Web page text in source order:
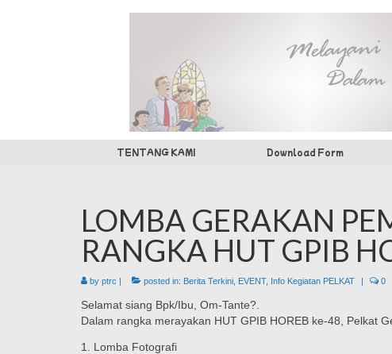
TENTANG KAMI Download Form
LOMBA GERAKAN
RANGKA HUT GPIB
by ptrc | posted in: Berita Terkini EVENT, Info Kegiatan PELKAT | 0
Selamat siang Bpk/Ibu, Om-Tante?.
Dalam rangka merayakan HUT GPIB HOREB ke-48, Pelkat
1. Lomba Fotografi